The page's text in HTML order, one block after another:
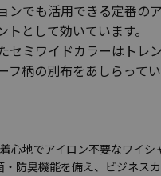
ンでも活用できる定番のア
として効いています。
ミワイドカラーはトレ
柄の別布をあしらってい
心地でアイロン不要なワイ
防臭機能を備え、ビジネス